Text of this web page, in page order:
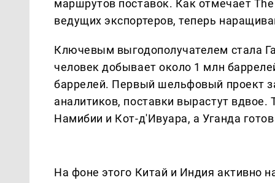
маршрутов поставок. Как отмечает
ведущих экспортеров, теперь
Ключевым выгодополучателем стала
человек добывает около 1 млн
баррелей. Первый шельфовый проект
аналитиков, поставки вырастут
Намибии и Кот-д'Ивуара, а Уганда
На фоне этого Китай и Индия активно